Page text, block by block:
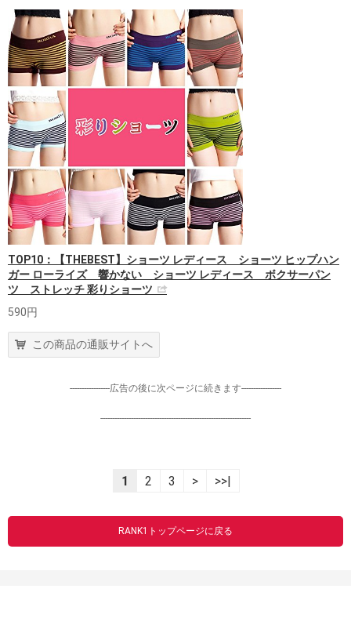
TOP10：【THEBEST】ショーツ レディース ショーツ ヒップハン
ガー ローライズ 響かない ショーツ レディース ボクサーパン
ツ ストレッチ 彩りショーツ
590円
この商品の通販サイトへ
-----------------広告の後に次ページに続きます-----------------
----------------------------------------------------------------
1 2 3 > >>|
RANK1トップページに戻る